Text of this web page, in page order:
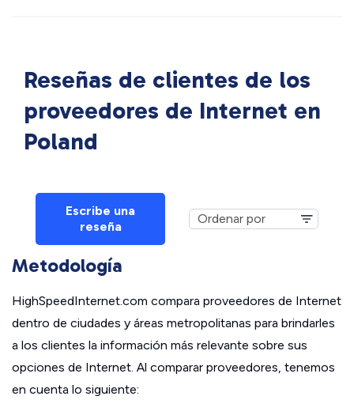
Reseñas de clientes de los
proveedores de Internet en
Poland
Escribe una
reseña
Metodología
HighSpeedInternet.com compara proveedores de Internet
dentro de ciudades y áreas metropolitanas para brindarles
a los clientes la información más relevante sobre sus
opciones de Internet. Al comparar proveedores, tenemos
en cuenta lo siguiente: